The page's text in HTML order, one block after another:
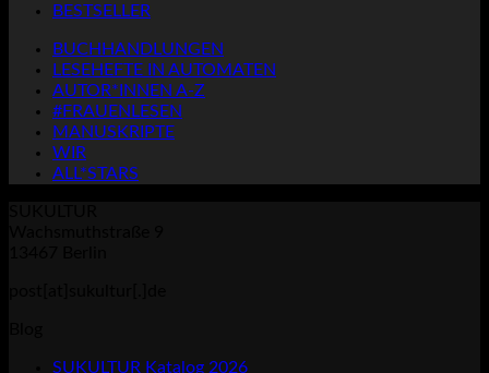
BESTSELLER
BUCHHANDLUNGEN
LESEHEFTE IN AUTOMATEN
AUTOR*INNEN A-Z
#FRAUENLESEN
MANUSKRIPTE
WIR
ALL*STARS
SUKULTUR Katalog 2026